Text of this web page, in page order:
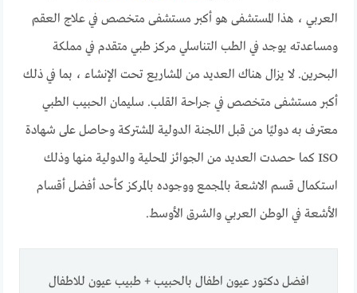
العربي ، هذا المستشفى هو أكبر مستشفى متخصص في علاج العقم
ومساعدته يوجد في الطب التناسلي مركز طبي متقدم في مملكة
البحرين. لا يزال هناك العديد من المشاريع تحت الإنشاء ، بما في ذلك
أكبر مستشفى متخصص في جراحة القلب. سليمان الحبيب الطبي
معترف به دوليًا من قبل اللجنة الدولية المشتركة وحاصل على شهادة
ISO كما حصدت العديد من الجوائز المحلية والدولية منها وذلك
استكمال قسم الاشعة بالمجمع ووجوده بالمركز كأحد أفضل أقسام
الأشعة في الوطن العربي والشرق الأوسط.
افضل دكتور عيون اطفال بالحبيب + طبيب عيون للاطفال